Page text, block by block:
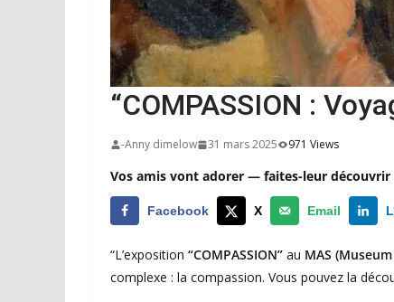
“COMPASSION :
-Anny dimelow 31 mars 2025 971 Views
Vos amis vont adorer — faites-leur découvrir
Facebook X Email
“L’exposition “COMPASSION” au MAS
complexe : la compassion. Vous pouvez la